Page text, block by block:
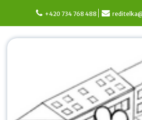
content
+420 734 768 488